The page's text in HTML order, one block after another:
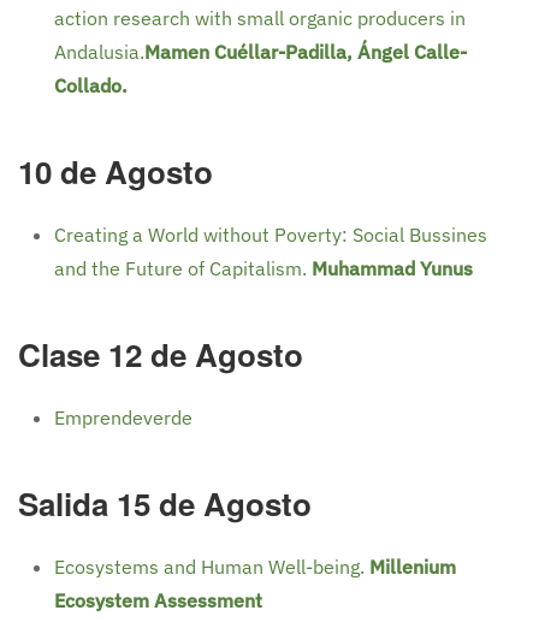
action research with small organic producers in
Andalusia.Mamen Cuéllar-Padilla, Ángel Calle-
Collado.
10 de Agosto
Creating a World without Poverty: Social Bussines
and the Future of Capitalism. Muhammad Yunus
Clase 12 de Agosto
Emprendeverde
Salida 15 de Agosto
Ecosystems and Human Well-being. Millenium
Ecosystem Assessment